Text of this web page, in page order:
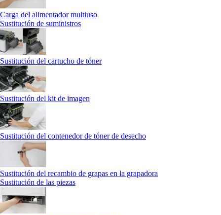
Carga del alimentador multiuso
Sustitución de suministros
Sustitución del cartucho de tóner
Sustitución del kit de imagen
Sustitución del contenedor de tóner de desecho
Sustitución del recambio de grapas en la grapadora
Sustitución de las piezas